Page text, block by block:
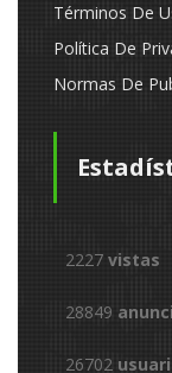
Términos De
Política De
Normas De
2227 vistas
28849
26702